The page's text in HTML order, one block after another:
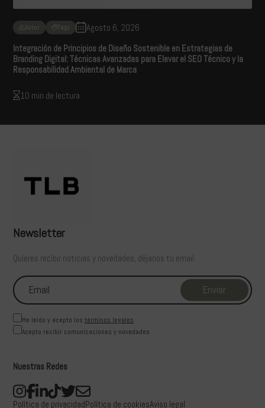
Autor Tags
Agosto 6, 2026
Integración de Principios de Diseño Sostenible en Estrategias de
Branding Digital: Técnicas Avanzadas para Elevar el SEO Técnico y la
Responsabilidad Ambiental de Marca
10 min de lectura
Newsletter
Quieres recibir noticias y novedades, déjanos tu email.
He leído y acepto los términos legales
Acepto recibir comunicaciones y novedades
Nuestras Redes
Política de privacidadPolítica de cookiesAviso legal